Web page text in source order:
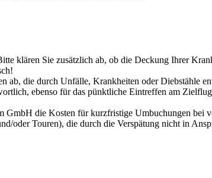
klären Sie zusätzlich ab, ob die Deckung Ihrer
ab, die durch Unfälle, Krankheiten oder Diebstähle
ebenso für das pünktliche Eintreffen am
GmbH die Kosten für kurzfristige Umbuchungen
oder Touren), die durch die Verspätung nicht in